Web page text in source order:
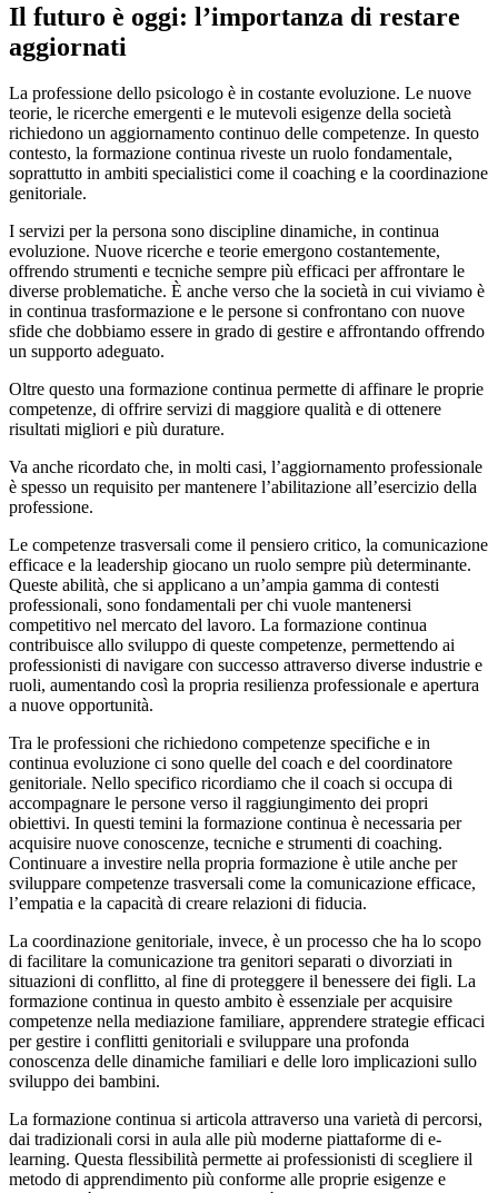
Il futuro è oggi: l’importanza di restare
aggiornati
La professione dello psicologo è in costante evoluzione. Le nuove
teorie, le ricerche emergenti e le mutevoli esigenze della società
richiedono un aggiornamento continuo delle competenze. In questo
contesto, la formazione continua riveste un ruolo fondamentale,
soprattutto in ambiti specialistici come il coaching e la coordinazione
genitoriale.
I servizi per la persona sono discipline dinamiche, in continua
evoluzione. Nuove ricerche e teorie emergono costantemente,
offrendo strumenti e tecniche sempre più efficaci per affrontare le
diverse problematiche. È anche verso che la società in cui viviamo è
in continua trasformazione e le persone si confrontano con nuove
sfide che dobbiamo essere in grado di gestire e affrontando offrendo
un supporto adeguato.
Oltre questo una formazione continua permette di affinare le proprie
competenze, di offrire servizi di maggiore qualità e di ottenere
risultati migliori e più durature.
Va anche ricordato che, in molti casi, l’aggiornamento professionale
è spesso un requisito per mantenere l’abilitazione all’esercizio della
professione.
Le competenze trasversali come il pensiero critico, la comunicazione
efficace e la leadership giocano un ruolo sempre più determinante.
Queste abilità, che si applicano a un’ampia gamma di contesti
professionali, sono fondamentali per chi vuole mantenersi
competitivo nel mercato del lavoro. La formazione continua
contribuisce allo sviluppo di queste competenze, permettendo ai
professionisti di navigare con successo attraverso diverse industrie e
ruoli, aumentando così la propria resilienza professionale e apertura
a nuove opportunità.
Tra le professioni che richiedono competenze specifiche e in
continua evoluzione ci sono quelle del coach e del coordinatore
genitoriale. Nello specifico ricordiamo che il coach si occupa di
accompagnare le persone verso il raggiungimento dei propri
obiettivi. In questi temini la formazione continua è necessaria per
acquisire nuove conoscenze, tecniche e strumenti di coaching.
Continuare a investire nella propria formazione è utile anche per
sviluppare competenze trasversali come la comunicazione efficace,
l’empatia e la capacità di creare relazioni di fiducia.
La coordinazione genitoriale, invece, è un processo che ha lo scopo
di facilitare la comunicazione tra genitori separati o divorziati in
situazioni di conflitto, al fine di proteggere il benessere dei figli. La
formazione continua in questo ambito è essenziale per acquisire
competenze nella mediazione familiare, apprendere strategie efficaci
per gestire i conflitti genitoriali e sviluppare una profonda
conoscenza delle dinamiche familiari e delle loro implicazioni sullo
sviluppo dei bambini.
La formazione continua si articola attraverso una varietà di percorsi,
dai tradizionali corsi in aula alle più moderne piattaforme di e-
learning. Questa flessibilità permette ai professionisti di scegliere il
metodo di apprendimento più conforme alle proprie esigenze e